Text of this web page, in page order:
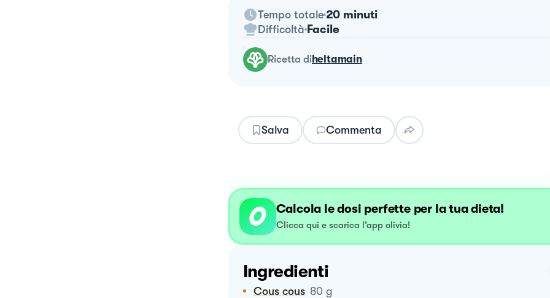
Tempo totale 20 minuti
Difficoltà Facile
ricetta diheltamain
Salva Commenta
Calcola le dosi perfette per la tua dieta!
Clicca qui e scarica l’app olivia!
Ingredienti
Cous cous 80 g